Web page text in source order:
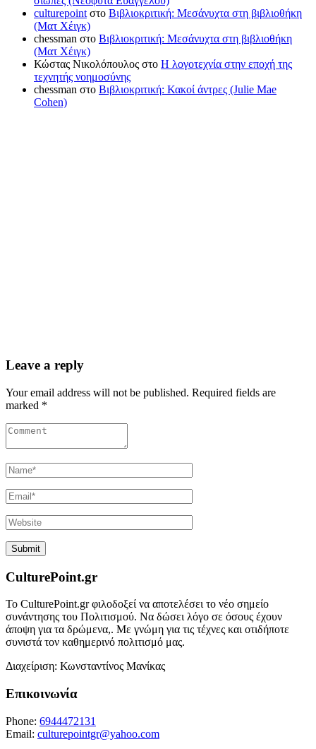
culturepointστο Βιβλιοκριτική: Μεσάνυχτα στη βιβλιοθήκη
(Ματ Χέιγκ)
chessman στο Βιβλιοκριτική: Μεσάνυχτα στη βιβλιοθήκη
(Ματ Χέιγκ)
Κώστας Νικολόπουλος στο Η λογοτεχνία στην εποχή της
τεχνητής νοημοσύνης
chessman στο Βιβλιοκριτική: Κακοί άντρες (Julie Mae
Cohen)
Leave a reply
Your email address will not be published. Required fields are
marked *
CulturePoint.gr
Το CulturePoint.gr φιλοδοξεί να αποτελέσει το νέο σημείο
συνάντησης του Πολιτισμού. Να δώσει λόγο σε όσους έχουν
άποψη για τα δρώμενα,. Με γνώμη για τις τέχνες και οτιδήποτε
συνιστά τον καθημερινό πολιτισμό μας.
Διαχείριση: Κωνσταντίνος Μανίκας
Επικοινωνία
Phone: 6944472131
Email: culturepointgr@yahoo.com